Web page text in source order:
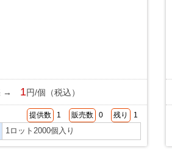
→ 1円/個（税込）
提供数 1 販売数 0 残り 1
1ロット2000個入り